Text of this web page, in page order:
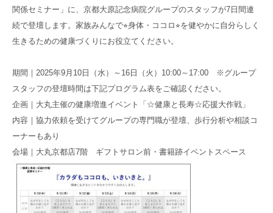
食へのこだわり
自宅で使える動画集
京都近衛 リハ病院
八瀬大原Ⅰ番館
リクルート
関係セミナー」に、京都大原記念病院グループのスタッフが7日間連
続で登壇します。家族みんなで⭐︎身体・ココロ⭐︎を健やかに自分らしく
生きるための健康づくりにお役立てください。
期間｜2025年9月10日（水）～16日（火）10:00～17:00 ※グループ
スタッフの登壇時間は下記プログラム表をご確認ください。
企画｜大丸主催の健康増進イベント「☆健康と長寿☆応援大作戦」
内容｜協力依頼を受けてグループの専門職が登壇、歩行分析や相談コ
ーナーもあり
会場｜ 大丸京都店7階 ギフトサロン前・書籍跡イベントスペース